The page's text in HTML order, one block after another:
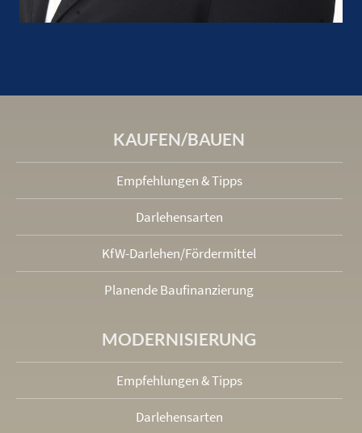
KAUFEN/BAUEN
Empfehlungen & Tipps
Darlehensarten
KfW-Darlehen/Fördermittel
Planende Baufinanzierung
MODERNISIERUNG
Empfehlungen & Tipps
Darlehensarten